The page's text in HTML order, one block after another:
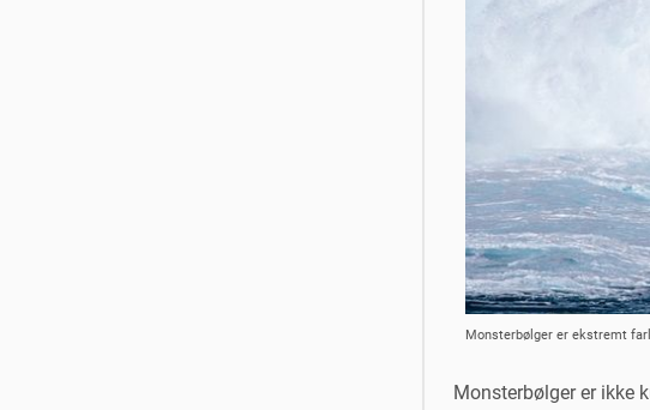
Monsterbølger er ekstremt
Monsterbølger er ikke